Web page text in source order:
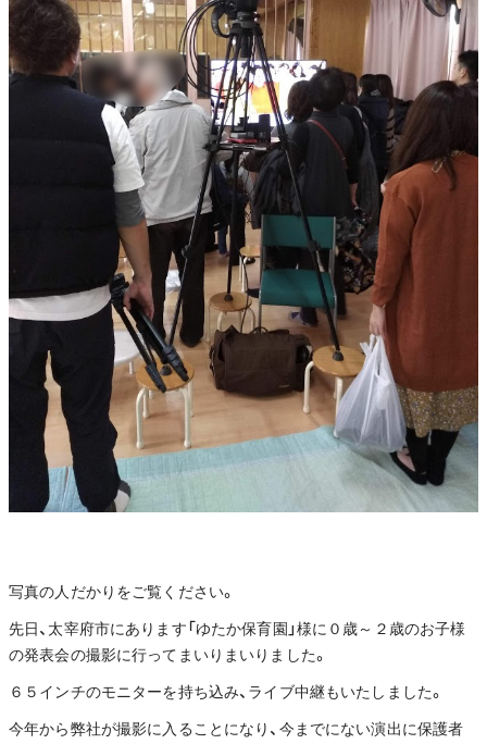
写真の人だかりをご覧ください。
先日、太宰府市にあります「ゆたか保育園」様に０歳～２歳のお子様
の発表会の撮影に行ってまいりまいりました。
６５インチのモニターを持ち込み、ライブ中継もいたしました。
今年から弊社が撮影に入ることになり、今までにない演出に保護者